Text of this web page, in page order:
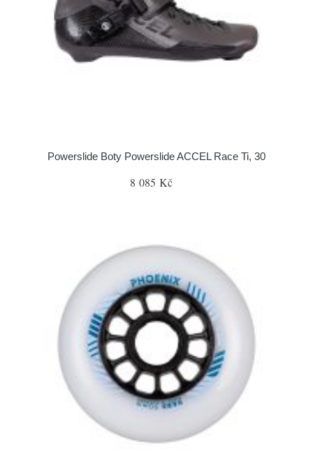
Powerslide Boty Powerslide ACCEL Race Ti, 30
8 085 Kč